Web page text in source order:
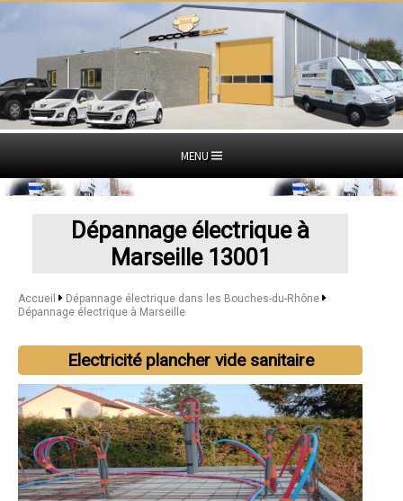
MENU
Dépannage électrique à
Marseille 13001
Accueil
Dépannage électrique dans les Bouches-du-Rhône
Dépannage électrique à Marseille
Electricité plancher vide sanitaire